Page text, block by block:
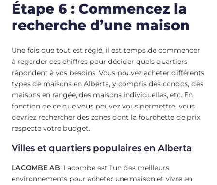
Étape 6 : Commencez la
recherche d’une maison
Une fois que tout est réglé, il est temps de commencer
à regarder ces chiffres pour décider quels quartiers
répondent à vos besoins. Vous pouvez acheter différents
types de maisons en Alberta, y compris des condos, des
maisons en rangée, des maisons individuelles, etc. En
fonction de ce que vous pouvez vous permettre, vous
devriez rechercher des zones dont la fourchette de prix
respecte votre budget.
Villes et quartiers populaires en Alberta
LACOMBE AB: Lacombe est l’un des meilleurs
environnements pour acheter une maison et vivre en